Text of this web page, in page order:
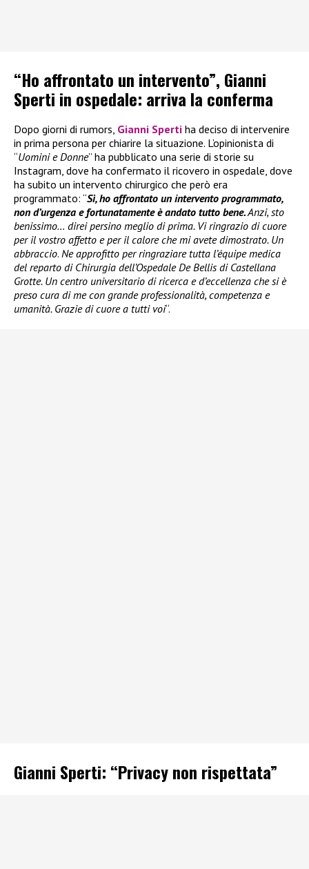
“Ho affrontato un intervento”, Gianni
Sperti in ospedale: arriva la conferma
Dopo giorni di rumors, Gianni Sperti ha deciso di intervenire
in prima persona per chiarire la situazione. L’opinionista di
“Uomini e Donne” ha pubblicato una serie di storie su
Instagram, dove ha confermato il ricovero in ospedale, dove
ha subito un intervento chirurgico che però era
programmato: “Sì, ho affrontato un intervento programmato,
non d’urgenza e fortunatamente è andato tutto bene.Anzi, sto
benissimo… direi persino meglio di prima. Vi ringrazio di cuore
per il vostro affetto e per il calore che mi avete dimostrato. Un
abbraccio. Ne approfitto per ringraziare tutta l’équipe medica
del reparto di Chirurgia dell’Ospedale De Bellis di Castellana
Grotte. Un centro universitario di ricerca e d’eccellenza che si è
preso cura di me con grande professionalità, competenza e
umanità. Grazie di cuore a tutti voi“.
Gianni Sperti: “Privacy non rispettata”